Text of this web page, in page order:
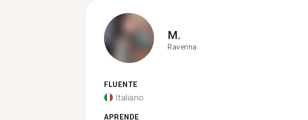
M.
Ravenna
FLUENTE
Italiano
APRENDE